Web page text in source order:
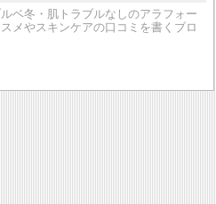
ベ冬・肌トラブルなしのアラフォー
メやスキンケアの口コミを書くブロ